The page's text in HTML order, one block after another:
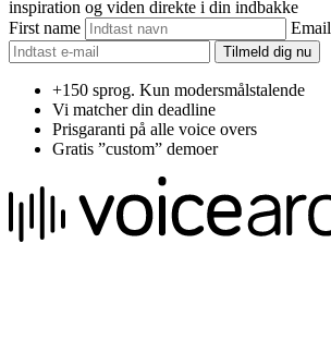
inspiration og viden direkte i din indbakke
First name
Email
Tilmeld dig nu
+150 sprog. Kun modersmålstalende
Vi matcher din deadline
Prisgaranti på alle voice overs
Gratis ”custom” demoer